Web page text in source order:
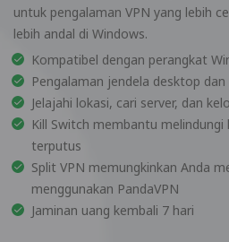
untuk pengalaman VPN yang lebih
lebih andal di Windows.
Kompatibel dengan perangkat
Pengalaman jendela desktop
Jelajahi lokasi, cari server, dan
Kill Switch membantu melindungi
terputus
Split VPN memungkinkan Anda
menggunakan PandaVPN
Jaminan uang kembali 7 hari